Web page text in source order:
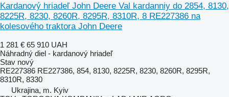
Kardanový hriadeľ John Deere Val kardanniy do 2854, 8130,
8225R, 8230, 8260R, 8295R, 8310R, 8 RE227386 na
kolesového traktora John Deere
1 281 € 65 910 UAH
Náhradný diel - kardanový hriadeľ
Stav nový
RE227386 RE227386, 854, 8130, 8225R, 8230, 8260R, 8295R,
8310R, 8330
Ukrajina, m. Kyiv